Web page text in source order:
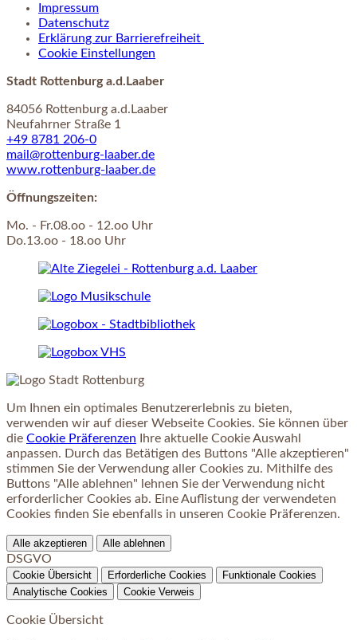
Impressum
Datenschutz
Erklärung zur Barrierefreiheit
Cookie Einstellungen
Stadt Rottenburg a.d.Laaber
84056 Rottenburg a.d.Laaber
Neufahrner Straße 1
+49 8781 206-0
mail@rottenburg-laaber.de
www.rottenburg-laaber.de
Öffnungszeiten:
Mo. - Fr.08.oo - 12.oo Uhr
Do.13.oo - 18.oo Uhr
Um Ihnen ein optimales Benutzererlebnis zu bieten,
verwenden wir auf dieser Webseite Cookies. Sie können über
die Cookie Präferenzen Ihre aktuelle Cookie Auswahl
anpassen. Durch das Betätigen des Buttons "Alle akzeptieren"
stimmen Sie der Verwendung aller Cookies zu. Mithilfe des
Buttons "Alle ablehnen" lehnen Sie der Verwendung nicht
erforderlicher Cookies ab. Eine Auflistung der verwendeten
Cookies finden Sie ebenfalls in unseren Cookie Präferenzen.
Alle akzeptieren Alle ablehnen
DSGVO
Cookie Übersicht Erforderliche Cookies
Funktionale Cookies
Analytische Cookies
Cookie Verweis
Cookie Übersicht